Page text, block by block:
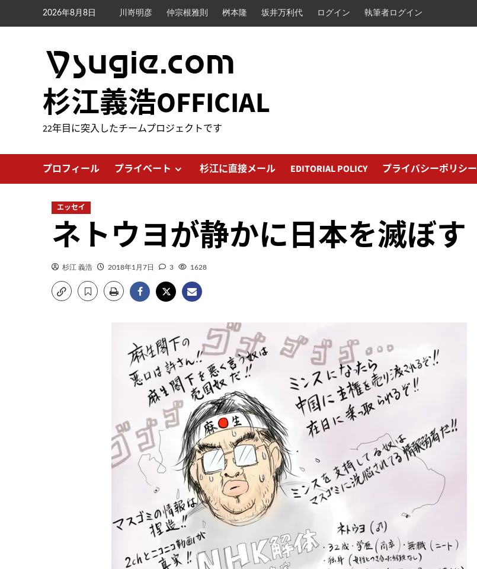
2026年8月8日 川嵜明彦 仲宗根雅則 桝本隆 坂井万利代 ログイン 執筆者ログイン
杉江義浩OFFICIAL
22年目に突入したチームプロジェクトです
プロフィール プライベート 杉江に直接メール EDITORIAL POLICY プライバシーポリシー
エッセイ
ネトウヨが静かに日本を滅ぼす
杉江 義浩 2018年1月7日 3 1628